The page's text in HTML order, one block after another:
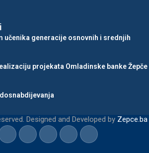
učenika generacije osnovnih i srednjih
projekata Omladinske banke Žepče
Designed and Developed by Zepce.ba